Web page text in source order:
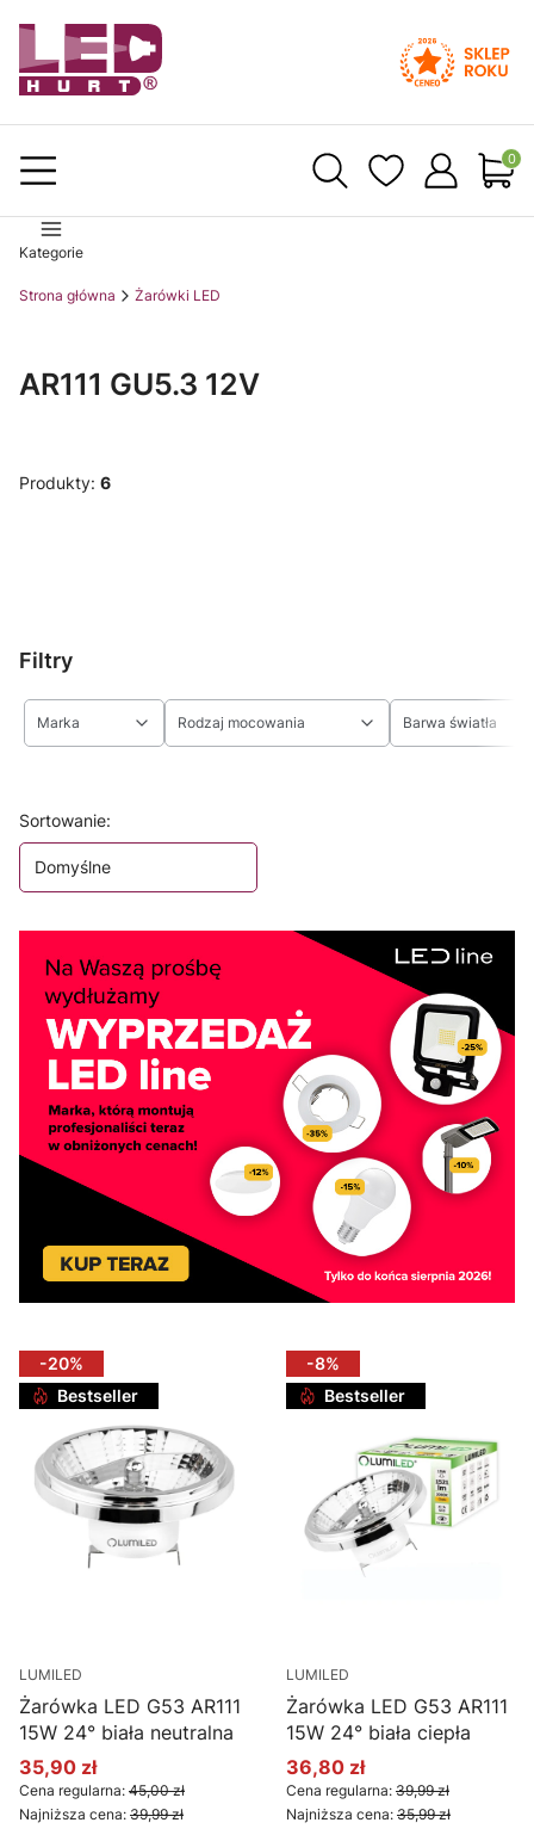
Kategorie
Strona główna Żarówki LED
AR111 GU5.3 12V
Produkty: 6
Filtry
Marka Rodzaj mocowania Barwa światła
Lista produktów
Sortowanie:
Domyślne
-20%
Bestseller
LUMILED
Żarówka LED G53 AR111
15W 24° biała neutralna
Cena promocyjna
35,90 zł
Cena regularna: 45,00 zł
Najniższa cena: 39,99 zł
-8%
Bestseller
LUMILED
Żarówka LED G53 AR111
15W 24° biała ciepła
Cena promocyjna
36,80 zł
Cena regularna: 39,99 zł
Najniższa cena: 35,99 zł